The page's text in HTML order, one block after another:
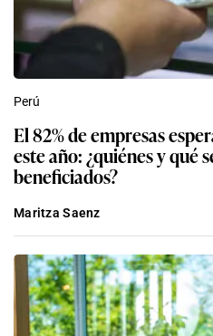
Perú
El 82% de empresas
este año: ¿quiénes y qué
beneficiados?
Maritza Saenz